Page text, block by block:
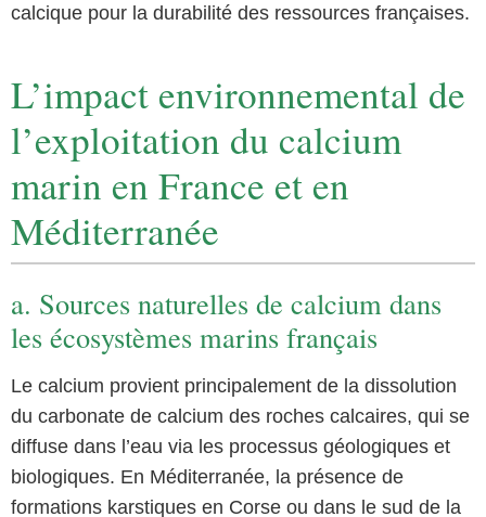
calcique pour la durabilité des ressources françaises.
L’impact environnemental de
l’exploitation du calcium
marin en France et en
Méditerranée
a. Sources naturelles de calcium dans
les écosystèmes marins français
Le calcium provient principalement de la dissolution
du carbonate de calcium des roches calcaires, qui se
diffuse dans l’eau via les processus géologiques et
biologiques. En Méditerranée, la présence de
formations karstiques en Corse ou dans le sud de la